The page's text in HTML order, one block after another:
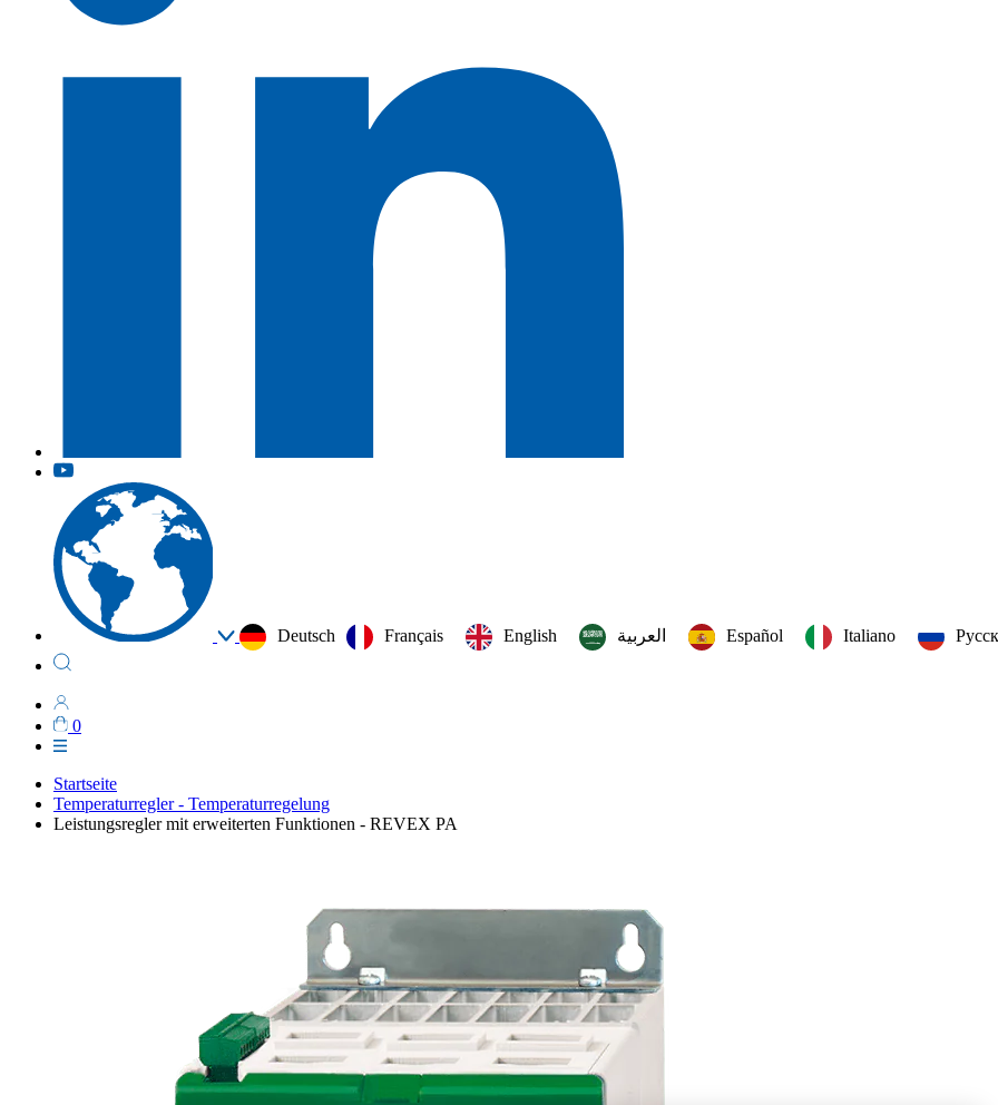
Deutsch Français English العربية‏ Español Italiano
0
Startseite
Temperaturregler - Temperaturregelung
Leistungsregler mit erweiterten Funktionen - REVEX PA